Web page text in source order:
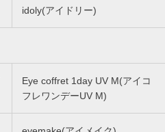
idoly(アイドリー)
Eye coffret 1day UV M(アイコ
フレワンデーUV M)